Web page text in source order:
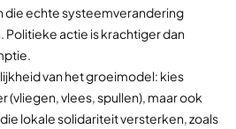
die echte systeemverandering
Politieke actie is krachtiger dan
van het groeimodel: kies
(vliegen, vlees, spullen), maar ook
lokale solidariteit versterken, zoals